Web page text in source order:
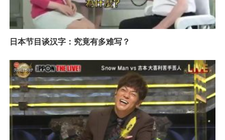
日本节目谈汉字：究竟有多难写？